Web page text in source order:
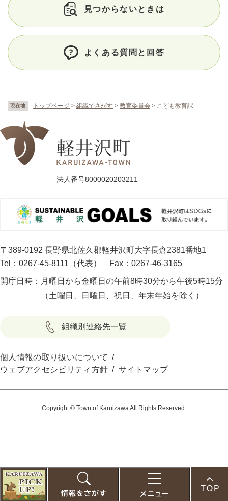
お
現在地 トップページ > 組織でさがす > 教育委員会 > こども教育課
見つからないときは
よくある質問と回答
法人番号8000020203211
〒389-0192 長野県北佐久郡軽井沢町大字長倉2381番地1
Tel：0267-45-8111（代表）
Fax：0267-46-3165
開庁日時： 月曜日から金曜日の午前8時30分から午後5時15分
（土曜日、日曜日、祝日、年末年始を除く）
組織別連絡先一覧
個人情報の取り扱いについて
ウェブアクセシビリティ方針
サイトマップ
Copyright © Town of Karuizawa All Rights Reserved.